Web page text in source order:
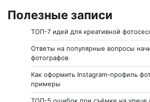
Полезные записи
ТОП-7 идей для креативной
Ответы на популярные вопросы
фотографов
Как оформить Instagram-профиль
примеры